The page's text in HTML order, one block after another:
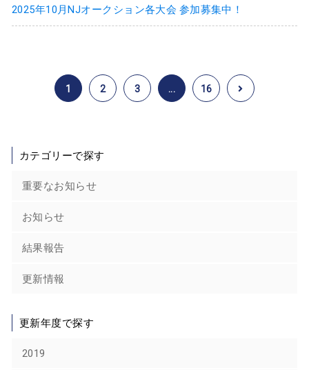
2025年10月NJオークション各大会 参加募集中！
1 2 3 ... 16
カテゴリーで探す
重要なお知らせ
お知らせ
結果報告
更新情報
更新年度で探す
2019